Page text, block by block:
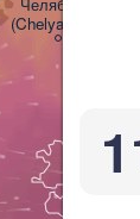
(Chelyabinsk)